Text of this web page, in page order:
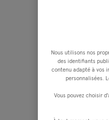
Nous utilisons nos
des identifiants
contenu adapté à vos
personnalisées.
Vous pouvez choisir